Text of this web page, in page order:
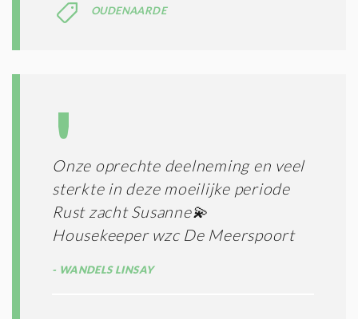
OUDENAARDE
Onze oprechte deelneming en veel
sterkte in deze moeilijke periode
Rust zacht Susanne💫
Housekeeper wzc De Meerspoort
WANDELS LINSAY